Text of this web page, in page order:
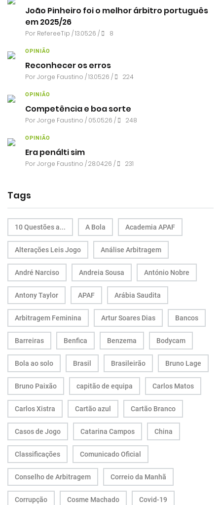
João Pinheiro foi o melhor árbitro português
em 2025/26
Por RefereeTip / 13.05.26 / 8
OPINIÃO
Reconhecer os erros
PorJorge Faustino / 13.05.26 / 224
OPINIÃO
Competência e boa sorte
PorJorge Faustino / 05.05.26 / 248
OPINIÃO
Era penálti sim
PorJorge Faustino / 28.04.26 / 231
Tags
10 Questões a... A Bola Academia APAF
Alterações Leis Jogo Análise Arbitragem
André Narciso Andreia Sousa António Nobre
Antony Taylor APAF Arábia Saudita
Arbitragem Feminina Artur Soares Dias Bancos
Barreiras Benfica Benzema Bodycam
Bola ao solo Brasil Brasileirão Bruno Lage
Bruno Paixão capitão de equipa Carlos Matos
Carlos Xistra Cartão azul Cartão Branco
Casos de Jogo Catarina Campos China
Classificações Comunicado Oficial
Conselho de Arbitragem Correio da Manhã
Corrupção Cosme Machado Covid-19